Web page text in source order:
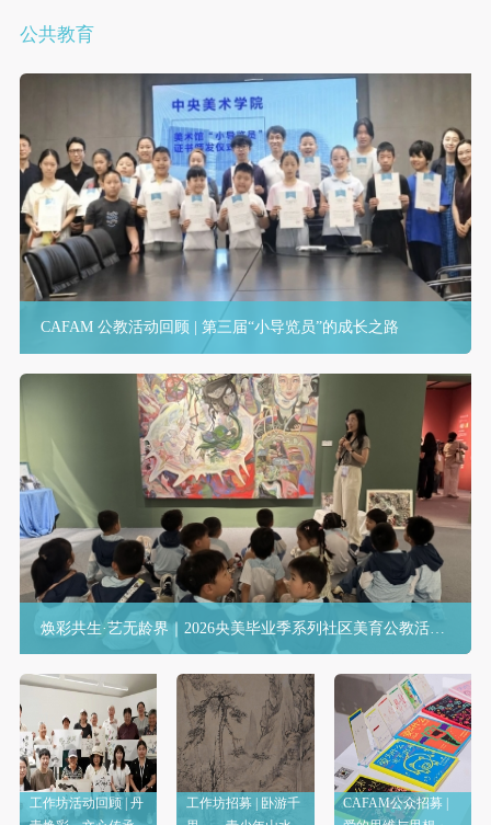
公共教育
CAFAM 公教活动回顾 | 第三届“小导览员”的成长之路
工作坊活动回顾 | 丹
工作坊招募 | 卧游千
CAFAM公众招募 |
快捷登录 帐号密码登录
手机号码
发送验证码
手机号码将作为您的登录账号
验证码
登录
可使用雅昌艺术网会员账户登录